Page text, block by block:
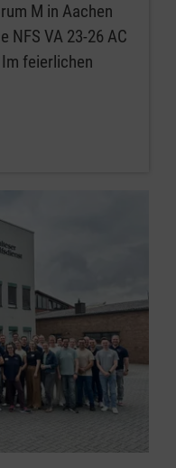
M in Aachen
NFS VA 23-26 AC
feierlichen